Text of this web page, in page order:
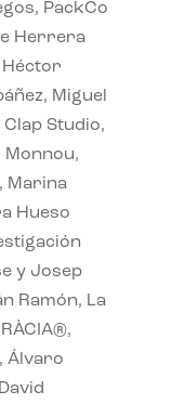
PackCo
Herrera
Héctor
Miguel
Studio,
Monnou,
Marina
Hueso
y Josep
Ramón, La
Álvaro